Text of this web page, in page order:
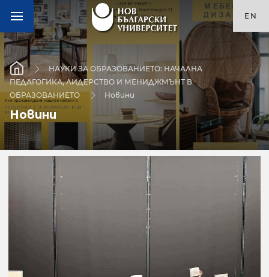
EN
НАУКИ ЗА ОБРАЗОВАНИЕТО: НАЧАЛНА
ПЕДАГОГИКА, ЛИДЕРСТВО И МЕНИДЖМЪНТ В
ОБРАЗОВАНИЕТО
Новини
Новини